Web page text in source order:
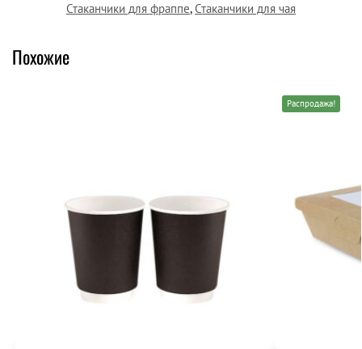
Стаканчики для фраппе,Стаканчики для чая
Похожие
Распродажа!